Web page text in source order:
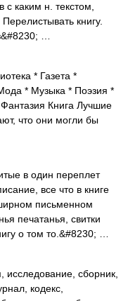
каким н. текстом,
книгу.
…
* Газета *
* Музыка * Поэзия *
Книга Лучшие
что они могли бы
в один переплет
все что в книге
письменном
печатанья, свитки
о том то.&#8230; …
сборник,
кодекс,